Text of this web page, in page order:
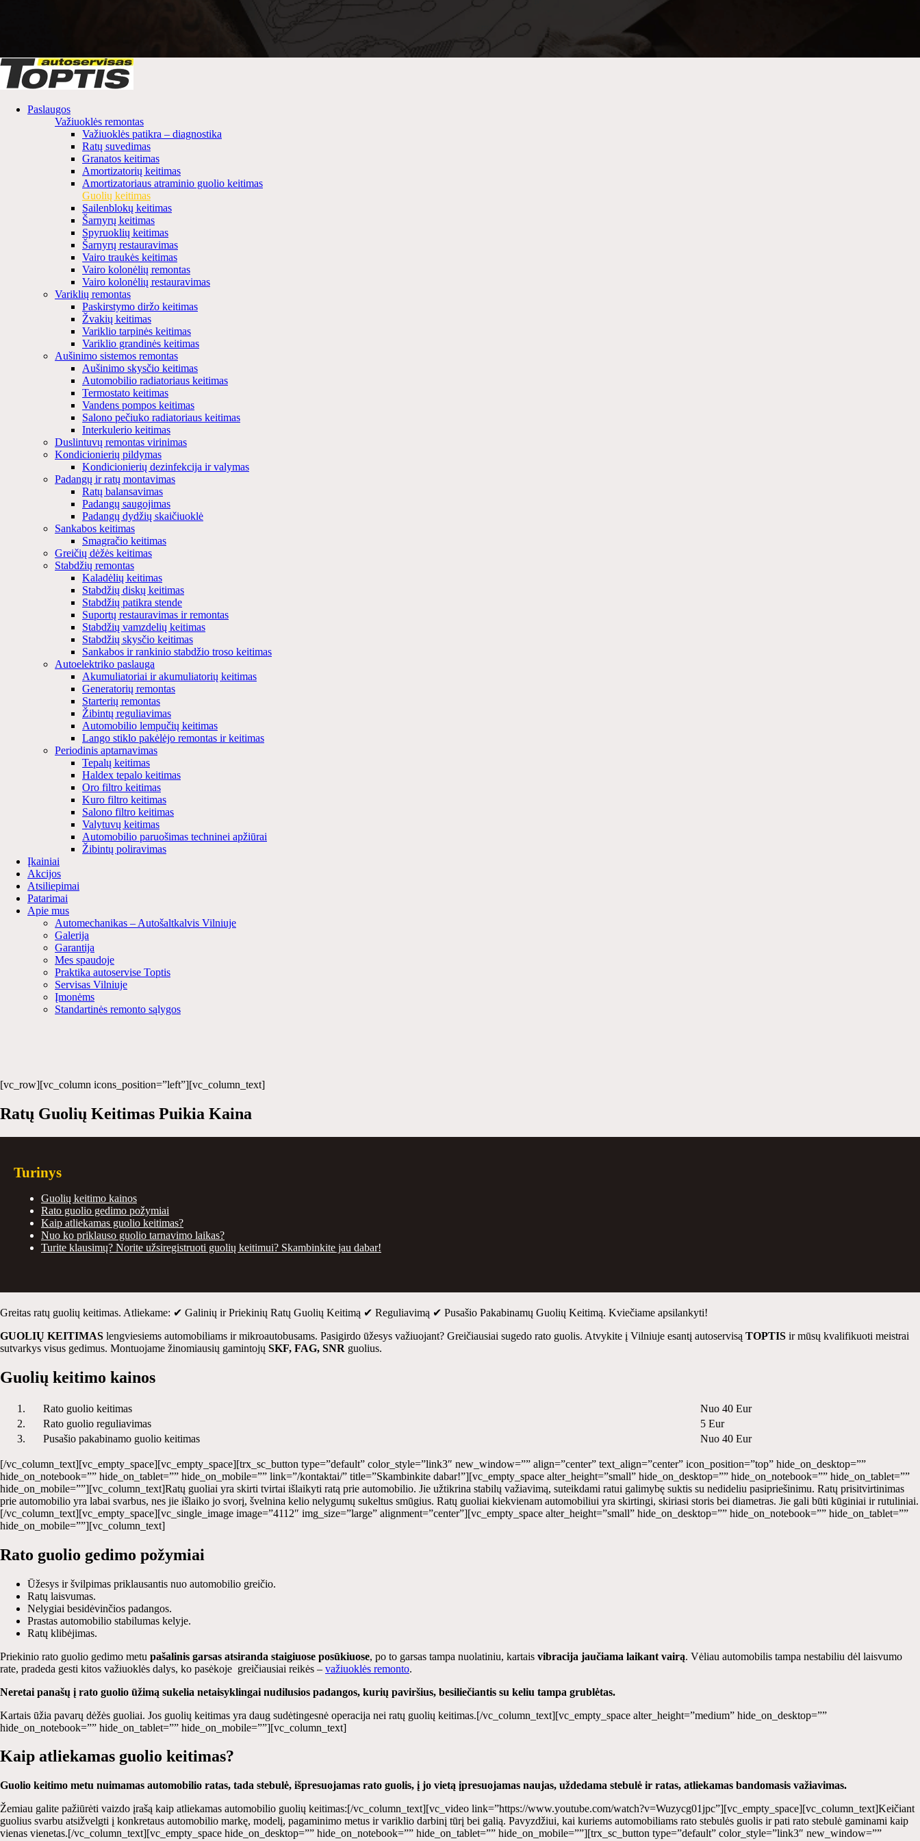
Paslaugos
Važiuoklės remontas
Važiuoklės patikra – diagnostika
Ratų suvedimas
Granatos keitimas
Amortizatorių keitimas
Amortizatoriaus atraminio guolio keitimas
Guolių keitimas
Sailenblokų keitimas
Šarnyrų keitimas
Spyruoklių keitimas
Šarnyrų restauravimas
Vairo traukės keitimas
Vairo kolonėlių remontas
Vairo kolonėlių restauravimas
Variklių remontas
Paskirstymo diržo keitimas
Žvakių keitimas
Variklio tarpinės keitimas
Variklio grandinės keitimas
Aušinimo sistemos remontas
Aušinimo skysčio keitimas
Automobilio radiatoriaus keitimas
Termostato keitimas
Vandens pompos keitimas
Salono pečiuko radiatoriaus keitimas
Interkulerio keitimas
Duslintuvų remontas virinimas
Kondicionierių pildymas
Kondicionierių dezinfekcija ir valymas
Padangų ir ratų montavimas
Ratų balansavimas
Padangų saugojimas
Padangų dydžių skaičiuoklė
Sankabos keitimas
Smagračio keitimas
Greičių dėžės keitimas
Stabdžių remontas
Kaladėlių keitimas
Stabdžių diskų keitimas
Stabdžių patikra stende
Suportų restauravimas ir remontas
Stabdžių vamzdelių keitimas
Stabdžių skysčio keitimas
Sankabos ir rankinio stabdžio troso keitimas
Autoelektriko paslauga
Akumuliatoriai ir akumuliatorių keitimas
Generatorių remontas
Starterių remontas
Žibintų reguliavimas
Automobilio lempučių keitimas
Lango stiklo pakėlėjo remontas ir keitimas
Periodinis aptarnavimas
Tepalų keitimas
Haldex tepalo keitimas
Oro filtro keitimas
Kuro filtro keitimas
Salono filtro keitimas
Valytuvų keitimas
Automobilio paruošimas techninei apžiūrai
Žibintų poliravimas
Įkainiai
Akcijos
Atsiliepimai
Patarimai
Apie mus
Automechanikas – Autošaltkalvis Vilniuje
Galerija
Garantija
Mes spaudoje
Praktika autoservise Toptis
Servisas Vilniuje
Įmonėms
Standartinės remonto sąlygos
[vc_row][vc_column icons_position=”left”][vc_column_text]
Ratų Guolių Keitimas Puikia Kaina
Turinys
Guolių keitimo kainos
Rato guolio gedimo požymiai
Kaip atliekamas guolio keitimas?
Nuo ko priklauso guolio tarnavimo laikas?
Turite klausimų? Norite užsiregistruoti guolių keitimui? Skambinkite jau dabar!
Greitas ratų guolių keitimas. Atliekame: ✔ Galinių ir Priekinių Ratų Guolių Keitimą ✔ Reguliavimą ✔ Pusašio Pakabinamų Guolių Keitimą. Kviečiame apsilankyti!
GUOLIŲ KEITIMAS lengviesiems automobiliams ir mikroautobusams. Pasigirdo ūžesys važiuojant? Greičiausiai sugedo rato guolis. Atvykite į Vilniuje esantį autoservisą TOPTIS ir mūsų kvalifikuoti meistrai
sutvarkys visus gedimus. Montuojame žinomiausių gamintojų SKF, FAG, SNR guolius.
Guolių keitimo kainos
1. Rato guolio keitimas
Nuo 40 Eur
2.
Rato guolio reguliavimas
5 Eur
3.
Pusašio pakabinamo guolio keitimas Nuo 40 Eur
[/vc_column_text][vc_empty_space][vc_empty_space][trx_sc_button type=”default” color_style=”link3″ new_window=”” align=”center” text_align=”center” icon_position=”top” hide_on_desktop=””
hide_on_notebook=”” hide_on_tablet=”” hide_on_mobile=”” link=”/kontaktai/” title=”Skambinkite dabar!”][vc_empty_space alter_height=”small” hide_on_desktop=”” hide_on_notebook=”” hide_on_tablet=””
hide_on_mobile=””][vc_column_text]Ratų guoliai yra skirti tvirtai išlaikyti ratą prie automobilio. Jie užtikrina stabilų važiavimą, suteikdami ratui galimybę suktis su nedideliu pasipriešinimu. Ratų prisitvirtinimas
prie automobilio yra labai svarbus, nes jie išlaiko jo svorį, švelnina kelio nelygumų sukeltus smūgius. Ratų guoliai kiekvienam automobiliui yra skirtingi, skiriasi storis bei diametras. Jie gali būti kūginiai ir rutuliniai.
[/vc_column_text][vc_empty_space][vc_single_image image=”4112″ img_size=”large” alignment=”center”][vc_empty_space alter_height=”small” hide_on_desktop=”” hide_on_notebook=”” hide_on_tablet=””
hide_on_mobile=””][vc_column_text]
Rato guolio gedimo požymiai
Ūžesys ir švilpimas priklausantis nuo automobilio greičio.
Ratų laisvumas.
Nelygiai besidėvinčios padangos.
Prastas automobilio stabilumas kelyje.
Ratų klibėjimas.
Priekinio rato guolio gedimo metu pašalinis garsas atsiranda staigiuose posūkiuose, po to garsas tampa nuolatiniu, kartais vibracija jaučiama laikant vairą. Vėliau automobilis tampa nestabiliu dėl laisvumo
rate, pradeda gesti kitos važiuoklės dalys, ko pasėkoje greičiausiai reikės – važiuoklės remonto.
Neretai panašų į rato guolio ūžimą sukelia netaisyklingai nudilusios padangos, kurių paviršius, besiliečiantis su keliu tampa grublėtas.
Kartais ūžia pavarų dėžės guoliai. Jos guolių keitimas yra daug sudėtingesnė operacija nei ratų guolių keitimas.[/vc_column_text][vc_empty_space alter_height=”medium” hide_on_desktop=””
hide_on_notebook=”” hide_on_tablet=”” hide_on_mobile=””][vc_column_text]
Kaip atliekamas guolio keitimas?
Guolio keitimo metu nuimamas automobilio ratas, tada stebulė, išpresuojamas rato guolis, į jo vietą įpresuojamas naujas, uždedama stebulė ir ratas, atliekamas bandomasis važiavimas.
Žemiau galite pažiūrėti vaizdo įrašą kaip atliekamas automobilio guolių keitimas:[/vc_column_text][vc_video link=”https://www.youtube.com/watch?v=Wuzycg01jpc”][vc_empty_space][vc_column_text]Keičiant
guolius svarbu atsižvelgti į konkretaus automobilio markę, modelį, pagaminimo metus ir variklio darbinį tūrį bei galią. Pavyzdžiui, kai kuriems automobiliams rato stebulės guolis ir pati rato stebulė gaminami kaip
vienas vienetas.[/vc_column_text][vc_empty_space hide_on_desktop=”” hide_on_notebook=”” hide_on_tablet=”” hide_on_mobile=””][trx_sc_button type=”default” color_style=”link3″ new_window=””